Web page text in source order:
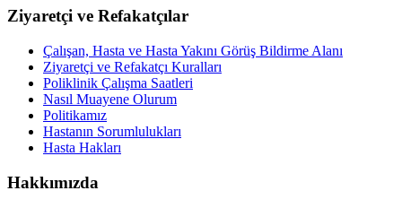
Ziyaretçi ve Refakatçılar
Çalışan, Hasta ve Hasta Yakını Görüş Bildirme Alanı
Ziyaretçi ve Refakatçı Kuralları
Poliklinik Çalışma Saatleri
Nasıl Muayene Olurum
Politikamız
Hastanın Sorumlulukları
Hasta Hakları
Hakkımızda